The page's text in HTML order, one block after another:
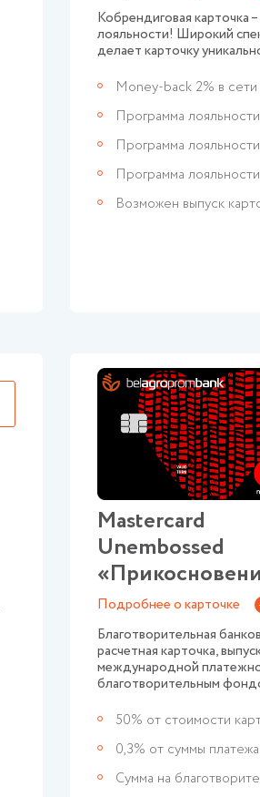
Кобрендиговая карточка
лояльности! Широкий
делает карточку
Money-back 2% в
Программа
Программа
Программа
Возможен выпуск
Mastercard
Unembossed
Подробнее о карточке
Благотворительная
расчетная карточка,
международной
благотворительным
50% от стоимости
0,3% от суммы
Сумма на